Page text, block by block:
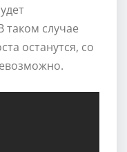
таком случае
останутся, со